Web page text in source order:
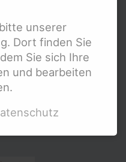
AGG
Gesetz
unserer
Dort finden Sie
Sie sich Ihre
und bearbeiten